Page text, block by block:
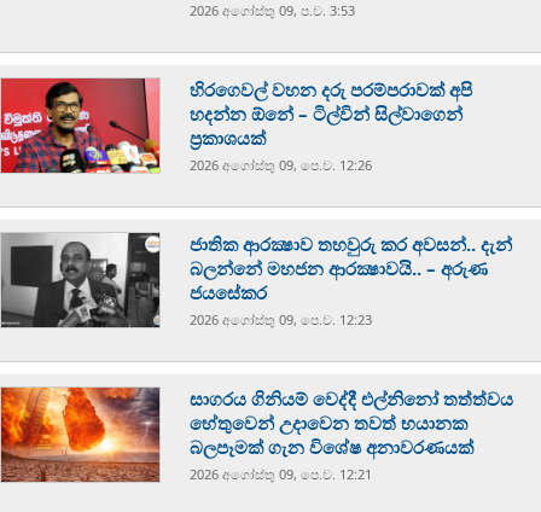
2026 අගෝස්‍තු 09, ප.ව. 3:53
හිරගෙවල් වහන දරු පරම්පරාවක් අපි
හදන්න ඕනේ – ටිල්වින් සිල්වාගෙන්
ප්‍රකාශයක්
2026 අගෝස්‍තු 09, පෙ.ව. 12:26
ජාතික ආරක්‍ෂාව තහවුරු කර අවසන්.. දැන්
බලන්නේ මහජන ආරක්‍ෂාවයි.. – අරුණ
ජයසේකර
2026 අගෝස්‍තු 09, පෙ.ව. 12:23
සාගරය ගිනියම් වෙද්දී එල්නිනෝ තත්ත්වය
හේතුවෙන් උදාවෙන තවත් භයානක
බලපෑමක් ගැන විශේෂ අනාවරණයක්
2026 අගෝස්‍තු 09, පෙ.ව. 12:21